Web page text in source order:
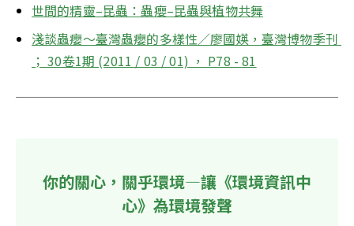
世間的精靈–昆蟲：蟲癭–昆蟲與植物共舞
淺談蟲癭～臺灣蟲癭的多樣性／廖國媖，臺灣博物季刊
； 30卷1期 (2011 / 03 / 01) ， P78 - 81
你的關心，關乎環境—讓《環境資訊中
心》為環境發聲